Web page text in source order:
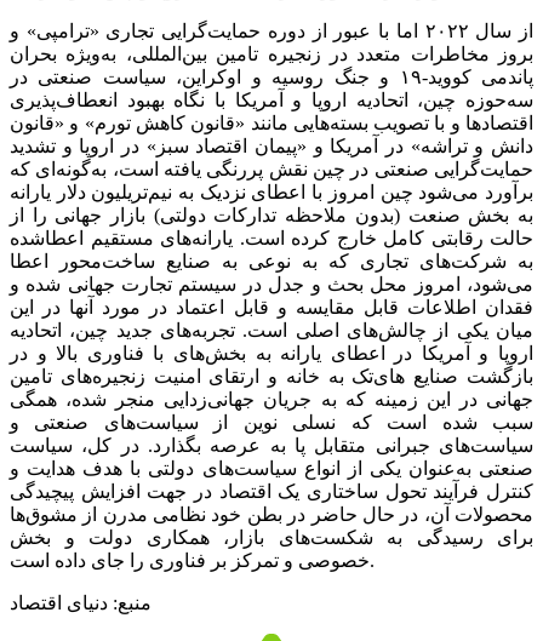
از سال ۲۰۲۲ اما با عبور از دوره حمایت‌گرایی تجاری «ترامپی» و
بروز مخاطرات متعدد در زنجیره تامین بین‌المللی، به‌ویژه بحران
پاندمی کووید-۱۹ و جنگ روسیه و اوکراین، سیاست صنعتی در
سه‌حوزه چین، اتحادیه اروپا و آمریکا با نگاه بهبود انعطاف‌‌‌پذیری
اقتصادها و با تصویب بسته‌‌‌هایی مانند «قانون کاهش تورم» و «قانون
دانش و تراشه» در آمریکا و «پیمان اقتصاد سبز» در اروپا و تشدید
حمایت‌گرایی صنعتی در چین نقش پررنگی یافته است، به‌گونه‌‌‌ای که
برآورد می‌شود چین امروز با اعطای نزدیک به نیم‌تریلیون دلار یارانه
به بخش صنعت (بدون ملاحظه تدارکات دولتی) بازار جهانی را از
حالت رقابتی کامل خارج کرده است. یارانه‌‌‌های مستقیم اعطاشده
به شرکت‌های تجاری که به نوعی به صنایع ساخت‌‌‌محور اعطا
می‌شود، امروز محل بحث و جدل در سیستم تجارت جهانی شده و
فقدان اطلاعات قابل مقایسه و قابل اعتماد در مورد آنها در این
میان یکی از چالش‌های اصلی است. تجربه‌‌‌های جدید چین، اتحادیه
اروپا و آمریکا در اعطای یارانه به بخش‌های با فناوری بالا و در
بازگشت صنایع های‌تک به خانه و ارتقای امنیت زنجیره‌‌‌های تامین
جهانی در این زمینه که به جریان جهانی‌‌‌زدایی منجر شده، همگی
سبب شده است که نسلی نوین از سیاست‌های صنعتی و
سیاست‌های جبرانی متقابل پا به عرصه بگذارد. در کل، سیاست
صنعتی به‌عنوان یکی از انواع سیاست‌های دولتی با هدف هدایت و
کنترل فرآیند تحول ساختاری یک اقتصاد در جهت افزایش پیچیدگی
محصولات آن، در حال حاضر در بطن خود نظامی مدرن از مشوق‌ها
برای رسیدگی به شکست‌های بازار، همکاری دولت و بخش
خصوصی و تمرکز بر فناوری را جای داده است.
منبع: دنیای اقتصاد